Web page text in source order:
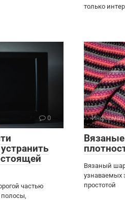
только
0
частью
Вязаный
узнаваемых
простотой